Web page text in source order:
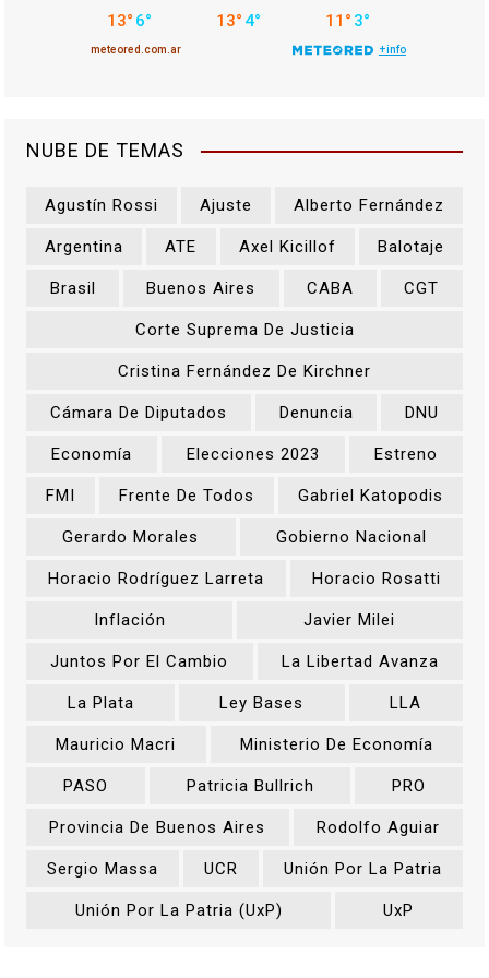
NUBE DE TEMAS
Agustín Rossi Ajuste Alberto Fernández
Argentina ATE Axel Kicillof Balotaje
Brasil Buenos Aires CABA CGT
Corte Suprema De Justicia
Cristina Fernández De Kirchner
Cámara De Diputados Denuncia DNU
Economía Elecciones 2023 Estreno
FMI Frente De Todos Gabriel Katopodis
Gerardo Morales Gobierno Nacional
Horacio Rodríguez Larreta Horacio Rosatti
Inflación Javier Milei
Juntos Por El Cambio La Libertad Avanza
La Plata Ley Bases LLA
Mauricio Macri Ministerio De Economía
PASO Patricia Bullrich PRO
Provincia De Buenos Aires Rodolfo Aguiar
Sergio Massa UCR Unión Por La Patria
Unión Por La Patria (UxP) UxP